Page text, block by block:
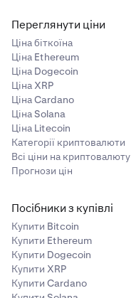
Переглянути ціни
Ціна біткоїна
Ціна Ethereum
Ціна Dogecoin
Ціна XRP
Ціна Cardano
Ціна Solana
Ціна Litecoin
Категорії криптовалюти
Всі ціни на криптовалюту
Прогнози цін
Посібники з купівлі
Купити Bitcoin
Купити Ethereum
Купити Dogecoin
Купити XRP
Купити Cardano